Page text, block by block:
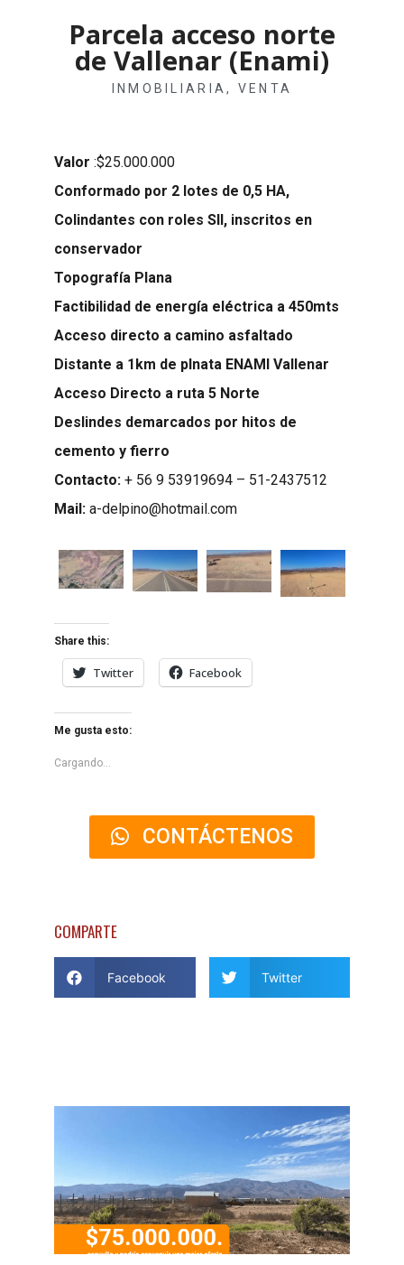
Parcela acceso norte
de Vallenar (Enami)
INMOBILIARIA, VENTA
Valor :$25.000.000
Conformado por 2 lotes de 0,5 HA,
Colindantes con roles SII, inscritos en
conservador
Topografía Plana
Factibilidad de energía eléctrica a 450mts
Acceso directo a camino asfaltado
Distante a 1km de plnata ENAMI Vallenar
Acceso Directo a ruta 5 Norte
Deslindes demarcados por hitos de
cemento y fierro
Contacto: + 56 9 53919694 – 51-2437512
Mail: a-delpino@hotmail.com
Share this:
Twitter Facebook
Me gusta esto:
Cargando...
CONTÁCTENOS
COMPARTE
Facebook Twitter